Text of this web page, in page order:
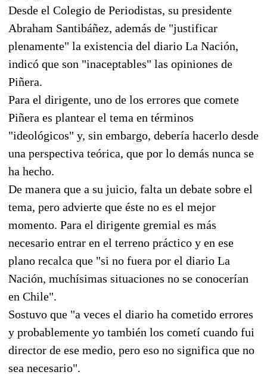
Desde el Colegio de Periodistas, su presidente
Abraham Santibáñez, además de "justificar
plenamente" la existencia del diario La Nación,
indicó que son "inaceptables" las opiniones de
Piñera.
Para el dirigente, uno de los errores que comete
Piñera es plantear el tema en términos
"ideológicos" y, sin embargo, debería hacerlo desde
una perspectiva teórica, que por lo demás nunca se
ha hecho.
De manera que a su juicio, falta un debate sobre el
tema, pero advierte que éste no es el mejor
momento. Para el dirigente gremial es más
necesario entrar en el terreno práctico y en ese
plano recalca que "si no fuera por el diario La
Nación, muchísimas situaciones no se conocerían
en Chile".
Sostuvo que "a veces el diario ha cometido errores
y probablemente yo también los cometí cuando fui
director de ese medio, pero eso no significa que no
sea necesario".